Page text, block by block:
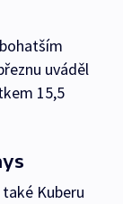
uváděl
15,5
Kuberu